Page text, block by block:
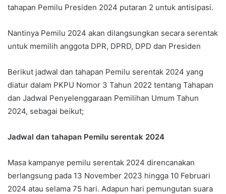
tahapan Pemilu Presiden 2024 putaran 2 untuk antisipasi.
Nantinya Pemilu 2024 akan dilangsungkan secara serentak
untuk memilih anggota DPR, DPRD, DPD dan Presiden
Berikut jadwal dan tahapan Pemilu serentak 2024 yang
diatur dalam PKPU Nomor 3 Tahun 2022 tentang Tahapan
dan Jadwal Penyelenggaraan Pemilihan Umum Tahun
2024, sebagai beikut;
Jadwal dan tahapan Pemilu serentak 2024
Masa kampanye pemilu serentak 2024 direncanakan
berlangsung pada 13 November 2023 hingga 10 Februari
2024 atau selama 75 hari. Adapun hari pemungutan suara